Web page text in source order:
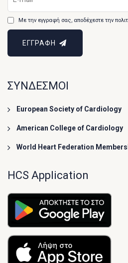
Με την εγγραφή σας, αποδέχεστε την
ΕΓΓΡΑΦΗ
ΣΥΝΔΕΣΜΟΙ
European Society of Cardiology
American College of Cardiology
World Heart Federation
HCS Application